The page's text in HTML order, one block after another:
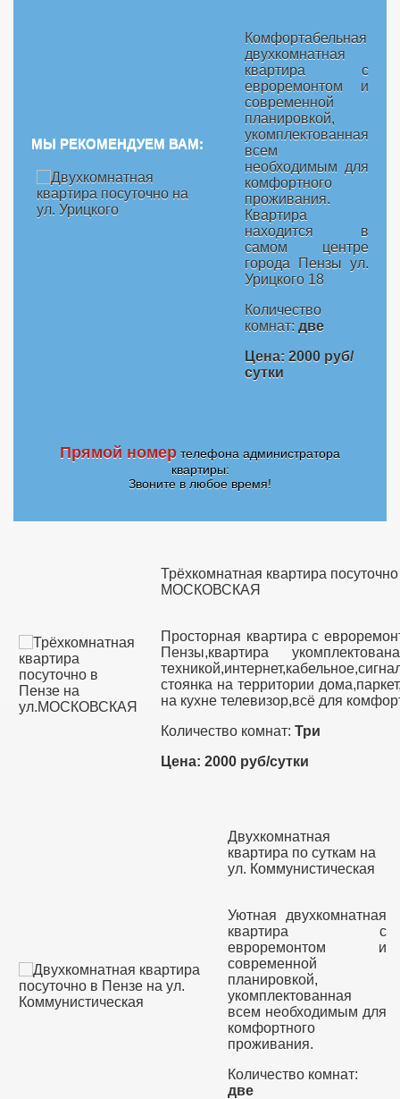
МЫ РЕКОМЕНДУЕМ ВАМ:
Комфортабельная
двухкомнатная
квартира с
евроремонтом и
современной
планировкой,
укомплектованная
всем
необходимым для
комфортного
проживания.
Квартира
находится в
самом центре
города Пензы ул.
Урицкого 18
Количество
комнат: две
Цена: 2000 руб/
сутки
Прямой номер телефона администратора
квартиры:
Звоните в любое время!
Трёхкомнатная квартира
МОСКОВСКАЯ
Просторная квартира с
Пензы,квартира
стоянка на территории
на кухне телевизор,всё для
Количество комнат: Три
Цена: 2000 руб/сутки
Двухкомнатная
квартира по суткам на
ул. Коммунистическая
Уютная двухкомнатная
квартира с
евроремонтом и
современной
планировкой,
укомплектованная
всем необходимым для
комфортного
проживания.
Количество комнат:
две